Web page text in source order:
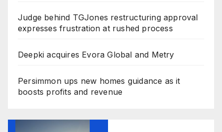
Judge behind TGJones restructuring approval
expresses frustration at rushed process
Deepki acquires Evora Global and Metry
Persimmon ups new homes guidance as it
boosts profits and revenue